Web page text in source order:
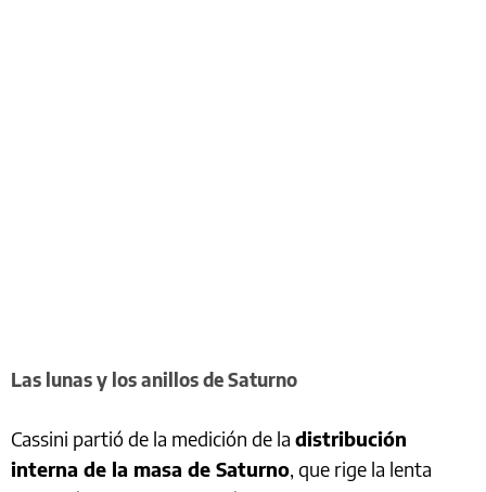
Las lunas y los anillos de Saturno
Cassini partió de la medición de la distribución
interna de la masa de Saturno, que rige la lenta